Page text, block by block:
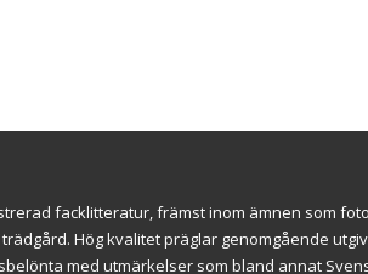
facklitteratur, främst inom ämnen som
Hög kvalitet präglar genomgående
med utmärkelser som bland annat